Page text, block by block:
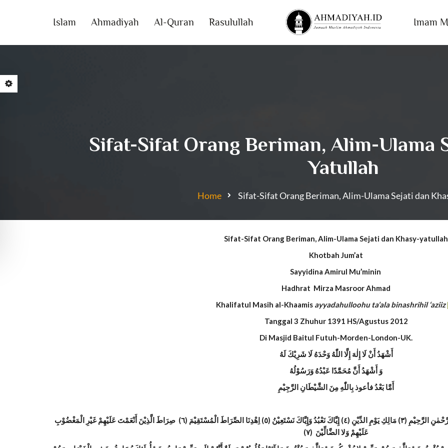
Islam Ahmadiyah Al-Quran Rasulullah Imam
Sifat-Sifat Orang Beriman, Alim-Ulama
Yatullah
Home Sifat-Sifat Orang Beriman, Alim-Ulama Sejati dan
Sifat-Sifat Orang Beriman, Alim-Ulama Sejati dan Khasy-yatullah
Khotbah Jum’at
Sayyidina Amirul Mu’minin
Hadhrat Mirza Masroor Ahmad
Khalifatul Masih al-Khaamis ayyadahulloohu ta’ala binashrihil ‘aziiz
Tanggal 3 Zhuhur 1391 HS/Agustus 2012
Di Masjid Baitul Futuh-Morden-London-UK.
أَشْهَدُ أَنْ لَا إِلٰهَ إِلَّا اللّٰهُ وَحْدَهُ لَا شَرِيْكَ لَهُ
وَ أَشْهَدُ أَنَّ مُحَمَّدًا عَبْدُهُ وَرَسُوْلُهُ
أَمَّا بَعْدُ فأعوذ بِاللّٰهِ مِنَ الشَّيْطَانِ الرَّجِيْمِ
بِسْمِ اللّٰهِ الرَّحْمٰنِ الرَّحِيْمِ (١) اَلْحَمْدُ لِلّٰهِ رَبِّ الْعَالَمِيْنَ (٢) الرَّحْمٰنِ الرَّحِيْمِ (٣) مَالِكِ يَوْمِ الدِّيْنِ (٤) إِيَّاكَ نَعْبُدُ وَإِيَّاكَ نَسْتَعِيْنُ (٥) اِهْدِنَا الصِّرَاطَ الْمُسْتَقِيْمَ (٦) صِرَاطَ الَّذِيْنَ أَنْعَمْتَ عَلَيْهِمْ غَيْرِ الْمَغْضُوْبِ
عَلَيْهِمْ وَلا الضَّالِّيْنَ (٧)